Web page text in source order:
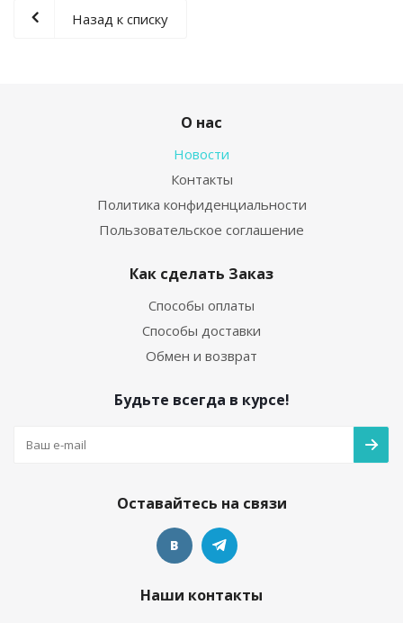
Назад к списку
О нас
Новости
Контакты
Политика конфиденциальности
Пользовательское соглашение
Как сделать Заказ
Способы оплаты
Способы доставки
Обмен и возврат
Будьте всегда в курсе!
Оставайтесь на связи
Наши контакты